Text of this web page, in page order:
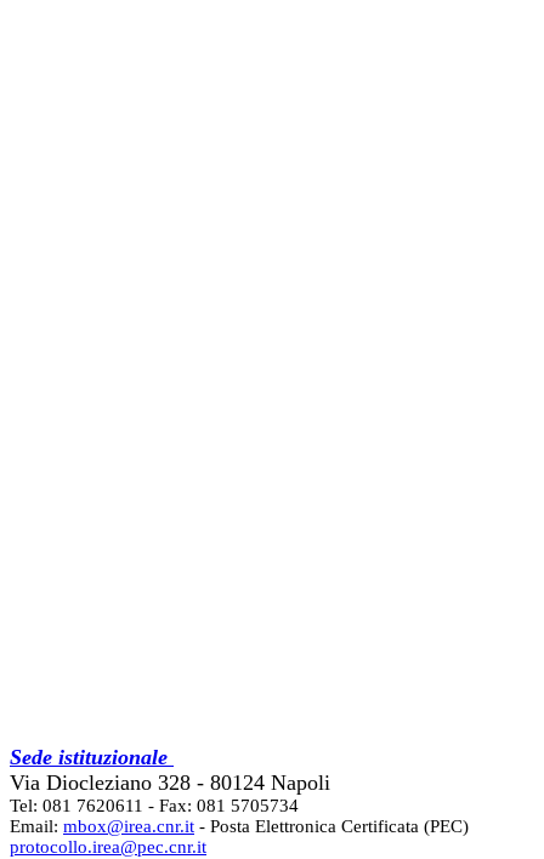
Sede istituzionale
Via Diocleziano 328 - 80124 Napoli
Tel: 081 7620611 - Fax: 081 5705734
Email: mbox@irea.cnr.it - Posta Elettronica Certificata (PEC)
protocollo.irea@pec.cnr.it